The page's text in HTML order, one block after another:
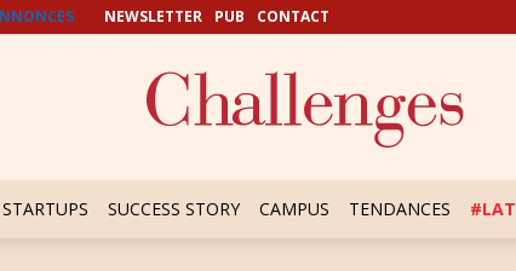
NEWSLETTER PUB CONTACT
STARTUPS SUCCESS STORY CAMPUS TENDANCES